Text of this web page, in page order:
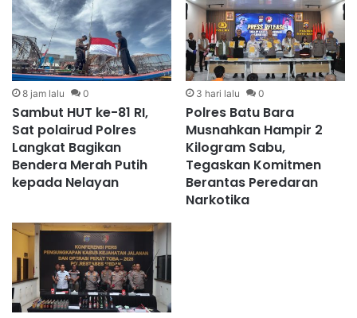
8 jam lalu 0
Sambut HUT ke-81 RI,
Sat polairud Polres
Langkat Bagikan
Bendera Merah Putih
kepada Nelayan
3 hari lalu 0
Polres Batu Bara
Musnahkan Hampir 2
Kilogram Sabu,
Tegaskan Komitmen
Berantas Peredaran
Narkotika